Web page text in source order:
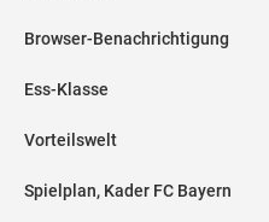
Browser-Benachrichtigung
Ess-Klasse
Vorteilswelt
Spielplan, Kader FC Bayern